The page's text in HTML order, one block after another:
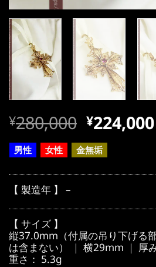
元
の
価
格
は
¥280,000
で
し
た。
¥280,000 現
在
の
価
は
で
す。
¥224,000
男性 女性 金無垢
【 製造年 】 –
【 サイズ 】
縦37.0mm（付属の吊り下げる
は含まない） ｜ 横29mm ｜ 厚
重さ： 5.3g